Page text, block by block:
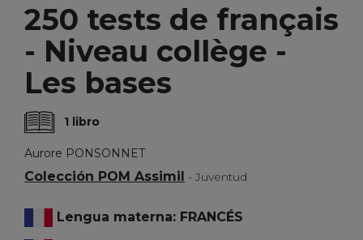
250 tests de français
- Niveau collège -
Les bases
1 libro
Aurore PONSONNET
Colección POM Assimil - Juventud
Lengua materna: FRANCÉS